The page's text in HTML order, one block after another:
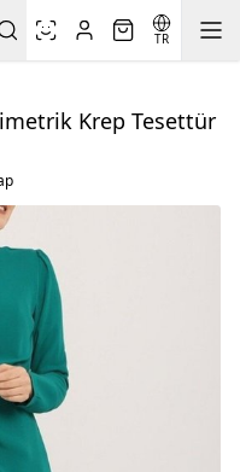
TR
Krep Tesettür